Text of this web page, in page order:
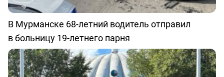
В Мурманске 68-летний водитель отправил
в больницу 19-летнего парня